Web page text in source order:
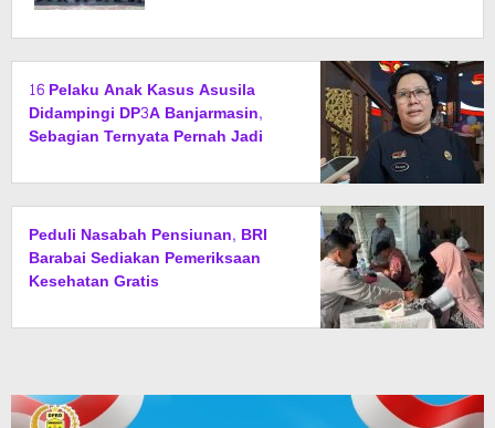
16 Pelaku Anak Kasus Asusila
Didampingi DP3A Banjarmasin,
Sebagian Ternyata Pernah Jadi
Peduli Nasabah Pensiunan, BRI
Barabai Sediakan Pemeriksaan
Kesehatan Gratis